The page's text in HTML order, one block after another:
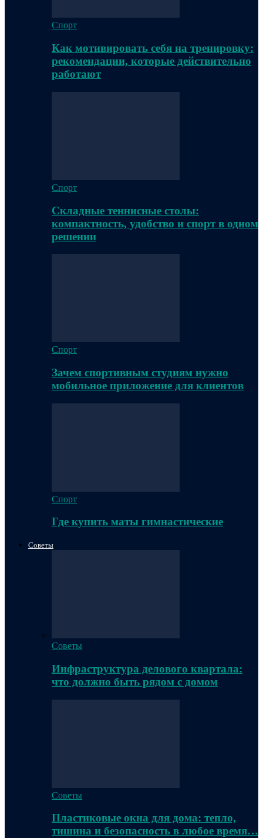
Спорт
Как мотивировать себя на тренировку:
рекомендации, которые действительно
работают
Спорт
Складные теннисные столы:
компактность, удобство и спорт в одном
решении
Спорт
Зачем спортивным студиям нужно
мобильное приложение для клиентов
Спорт
Где купить маты гимнастические
Советы
Советы
Инфраструктура делового квартала:
что должно быть рядом с домом
Советы
Пластиковые окна для дома: тепло,
тишина и безопасность в любое время…